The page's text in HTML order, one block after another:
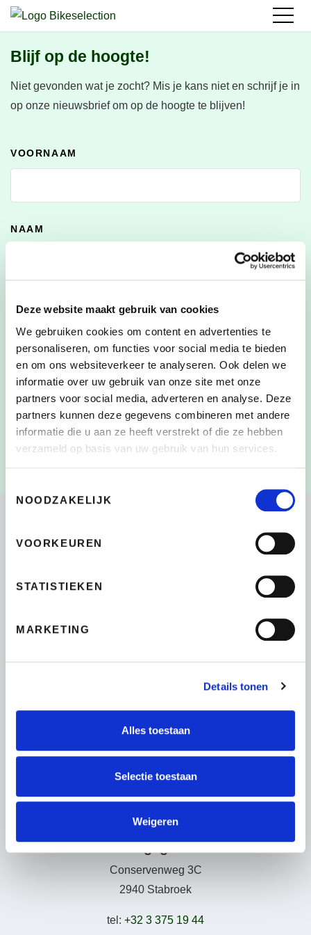
Deze website maakt gebruik van cookies
We gebruiken cookies om content en advertenties te
personaliseren, om functies voor social media te bieden
en om ons websiteverkeer te analyseren. Ook delen we
informatie over uw gebruik van onze site met onze
partners voor social media, adverteren en analyse. Deze
partners kunnen deze gegevens combineren met andere
informatie die u aan ze heeft verstrekt of die ze hebben
verzameld op basis van uw gebruik van hun services.
NOODZAKELIJK
VOORKEUREN
STATISTIEKEN
MARKETING
Details tonen
Alles toestaan
Selectie toestaan
Weigeren
Blijf op de hoogte!
Niet gevonden wat je zocht? Mis je kans niet en schrijf je in
op onze nieuwsbrief om op de hoogte te blijven!
VOORNAAM
NAAM
E-MAILADRES
CONSENT *
Door dit vakje aan te vinken, heb ik de
verzameling en het gebruik van mijn persoonlijke
gegevens zoals beschreven in de
gelezen en begrepen
4.7
Leasing – Lease-a-Bike
Garantie
Adresgegevens
Conservenweg 3C
2940 Stabroek
tel: +32 3 375 19 44